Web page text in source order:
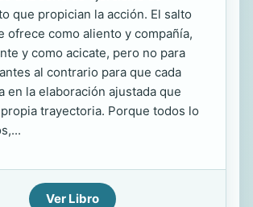
que propician la acción. El salto
ofrece como aliento y compañía,
y como acicate, pero no para
al contrario para que cada
en la elaboración ajustada que
trayectoria. Porque todos lo
Ver Libro